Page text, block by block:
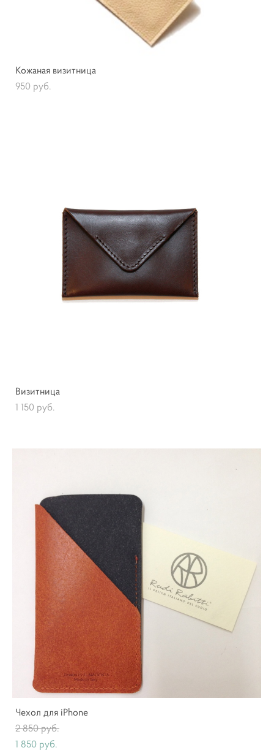
Кожаная визитница
950 pуб.
Визитница
1 150 pуб.
Чехол для iPhone
2 850 pуб.
1 850 pуб.